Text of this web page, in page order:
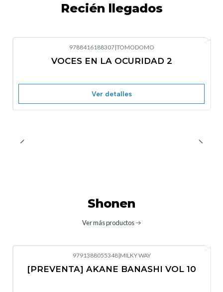
Recién llegados
9788416188307|TOMODOMO
VOCES EN LA OCURIDAD 2
Ver detalles
Shonen
Ver más productos
No disponible
9791388055348|MILKY WAY
[PREVENTA] AKANE BANASHI VOL 10